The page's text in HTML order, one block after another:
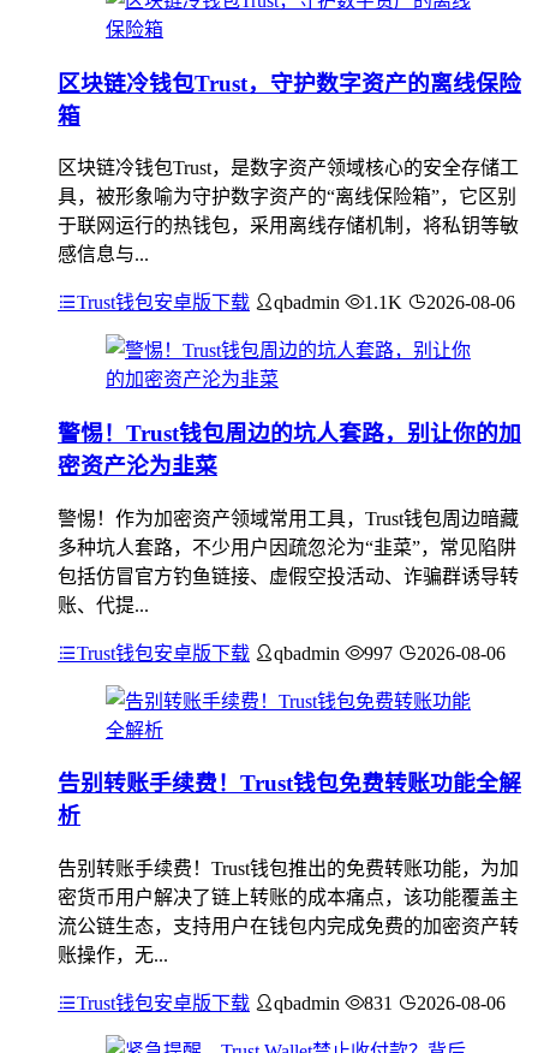
区块链冷钱包Trust，守护数字资产的离线保险
箱
区块链冷钱包Trust，是数字资产领域核心的安全存储工
具，被形象喻为守护数字资产的“离线保险箱”，它区别
于联网运行的热钱包，采用离线存储机制，将私钥等敏
感信息与...
Trust钱包安卓版下载 qbadmin 1.1K 2026-08-06
警惕！Trust钱包周边的坑人套路，别让你的加
密资产沦为韭菜
警惕！作为加密资产领域常用工具，Trust钱包周边暗藏
多种坑人套路，不少用户因疏忽沦为“韭菜”，常见陷阱
包括仿冒官方钓鱼链接、虚假空投活动、诈骗群诱导转
账、代提...
Trust钱包安卓版下载 qbadmin 997 2026-08-06
告别转账手续费！Trust钱包免费转账功能全解
析
告别转账手续费！Trust钱包推出的免费转账功能，为加
密货币用户解决了链上转账的成本痛点，该功能覆盖主
流公链生态，支持用户在钱包内完成免费的加密资产转
账操作，无...
Trust钱包安卓版下载 qbadmin 831 2026-08-06